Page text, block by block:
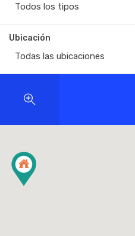
Todos los tipos
Ubicación
Todas las ubicaciones